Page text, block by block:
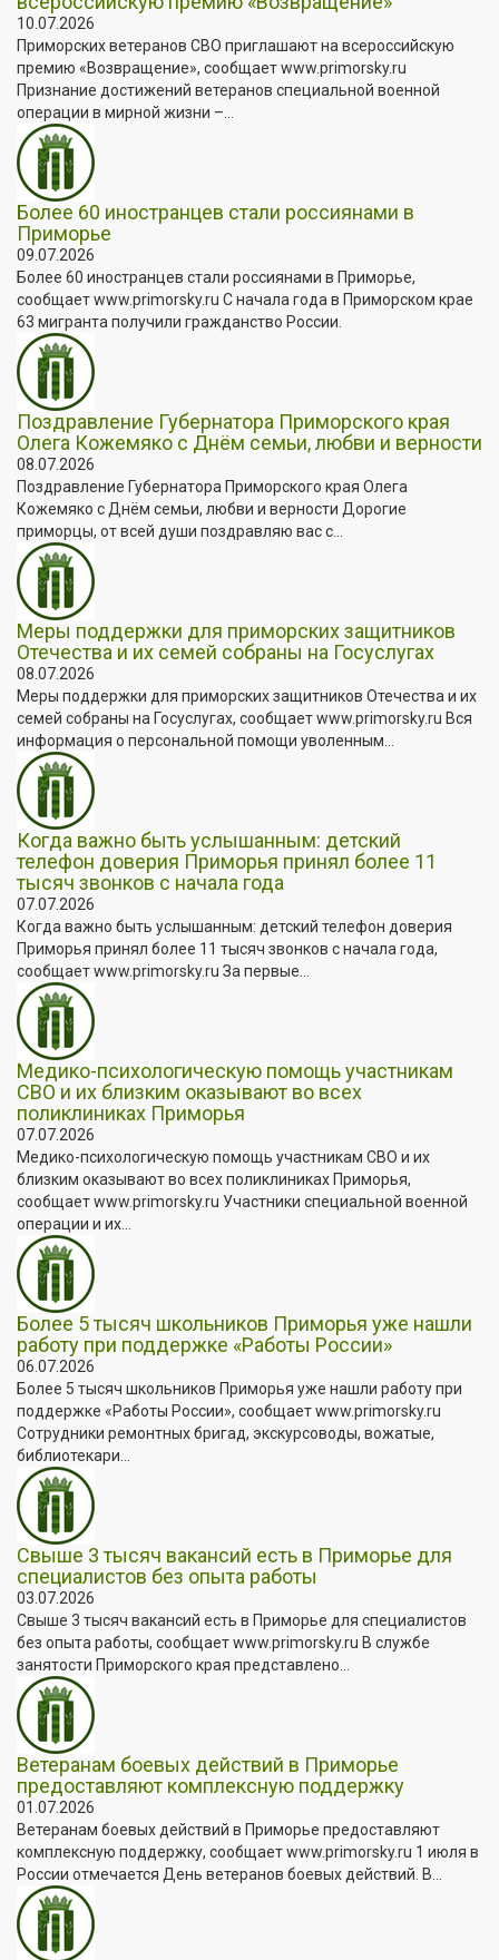
10.07.2026
Приморских ветеранов СВО приглашают на всероссийскую
премию «Возвращение», сообщает www.primorsky.ru
Признание достижений ветеранов специальной военной
операции в мирной жизни –...
Более 60 иностранцев стали россиянами в
Приморье
09.07.2026
Более 60 иностранцев стали россиянами в Приморье,
сообщает www.primorsky.ru С начала года в Приморском крае
63 мигранта получили гражданство России.
Поздравление Губернатора Приморского края
Олега Кожемяко с Днём семьи, любви и верности
08.07.2026
Поздравление Губернатора Приморского края Олега
Кожемяко с Днём семьи, любви и верности Дорогие
приморцы, от всей души поздравляю вас с...
Меры поддержки для приморских защитников
Отечества и их семей собраны на Госуслугах
08.07.2026
Меры поддержки для приморских защитников Отечества и их
семей собраны на Госуслугах, сообщает www.primorsky.ru Вся
информация о персональной помощи уволенным...
Когда важно быть услышанным: детский
телефон доверия Приморья принял более 11
тысяч звонков с начала года
07.07.2026
Когда важно быть услышанным: детский телефон доверия
Приморья принял более 11 тысяч звонков с начала года,
сообщает www.primorsky.ru За первые...
Медико-психологическую помощь участникам
СВО и их близким оказывают во всех
поликлиниках Приморья
07.07.2026
Медико-психологическую помощь участникам СВО и их
близким оказывают во всех поликлиниках Приморья,
сообщает www.primorsky.ru Участники специальной военной
операции и их...
Более 5 тысяч школьников Приморья уже нашли
работу при поддержке «Работы России»
06.07.2026
Более 5 тысяч школьников Приморья уже нашли работу при
поддержке «Работы России», сообщает www.primorsky.ru
Сотрудники ремонтных бригад, экскурсоводы, вожатые,
библиотекари...
Свыше 3 тысяч вакансий есть в Приморье для
специалистов без опыта работы
03.07.2026
Свыше 3 тысяч вакансий есть в Приморье для специалистов
без опыта работы, сообщает www.primorsky.ru В службе
занятости Приморского края представлено...
Ветеранам боевых действий в Приморье
предоставляют комплексную поддержку
01.07.2026
Ветеранам боевых действий в Приморье предоставляют
комплексную поддержку, сообщает www.primorsky.ru 1 июля в
России отмечается День ветеранов боевых действий. В...